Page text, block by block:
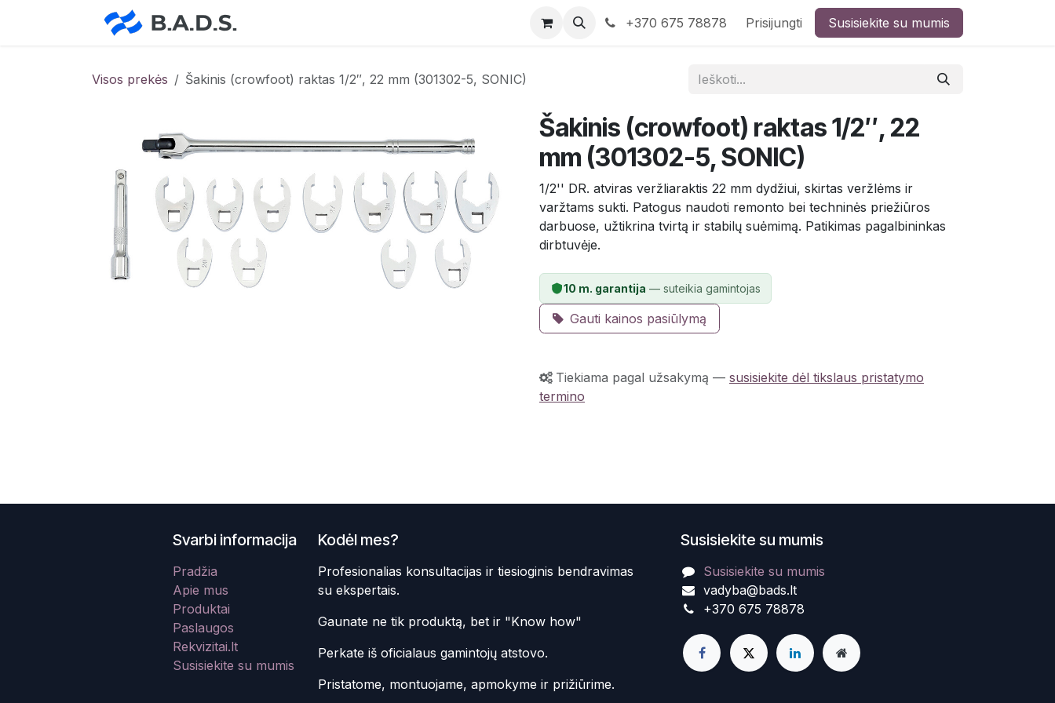
+370 675 78878 Prisijungti Susisiekite su mumis
Visos prekės Šakinis (crowfoot) raktas 1/2″, 22 mm (301302-5, SONIC)
Šakinis (crowfoot) raktas 1/2″, 22
mm (301302-5, SONIC)
1/2'' DR. atviras veržliaraktis 22 mm dydžiui, skirtas veržlėms ir
varžtams sukti. Patogus naudoti remonto bei techninės priežiūros
darbuose, užtikrina tvirtą ir stabilų suėmimą. Patikimas pagalbininkas
dirbtuvėje.
10 m. garantija — suteikia gamintojas
Gauti kainos pasiūlymą
Tiekiama pagal užsakymą — susisiekite dėl tikslaus pristatymo
termino
Susisiekite su mumis
Susisiekite su mumis
vadyba@bads.lt
+370 675 78878
Kodėl mes?
Profesionalias konsultacijas ir tiesioginis bendravimas
su ekspertais.
Gaunate ne tik produktą, bet ir "Know how"
Perkate iš oficialaus gamintojų atstovo.
Pristatome, montuojame, apmokyme ir prižiūrime.
Svarbi informacija
Pradžia
Apie mus
Produktai
Paslaugos
Rekvizitai.lt
Susisiekite su mumis